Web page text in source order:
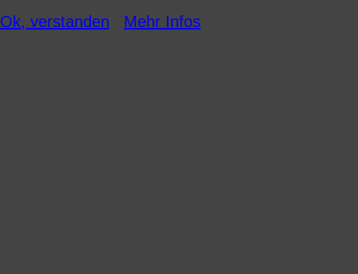
Ok, verstanden Mehr Infos